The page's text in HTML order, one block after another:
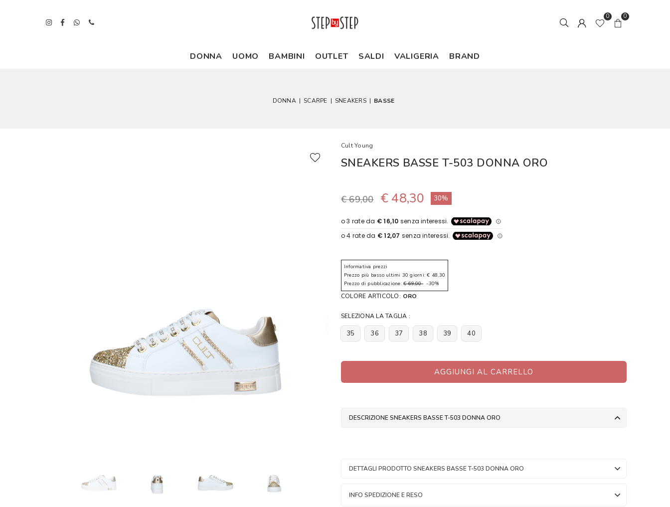
0 0
DONNA UOMO BAMBINI OUTLET SALDI VALIGERIA BRAND
DONNA | SCARPE | SNEAKERS | BASSE
Cult Young
SNEAKERS BASSE T-503 DONNA ORO
€ 69,00 € 48,30 30%
Informativa prezzi
Prezzo più basso ultimi 30 giorni: € 48,30
Prezzo di pubblicazione: € 69,00-30%
COLORE ARTICOLO: ORO
SELEZIONA LA TAGLIA :
35 36 37 38 39 40
AGGIUNGI AL CARRELLO
DESCRIZIONE SNEAKERS BASSE T-503 DONNA ORO
DETTAGLI PRODOTTO SNEAKERS BASSE T-503 DONNA ORO
INFO SPEDIZIONE E RESO